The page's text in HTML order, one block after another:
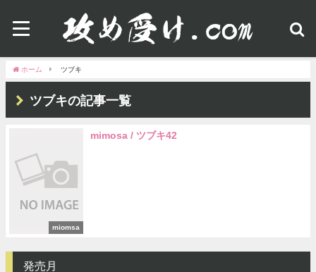
ホーム ツブキ
ツブキの記事一覧
miomsa
mimosa / ツブキ42
発売月